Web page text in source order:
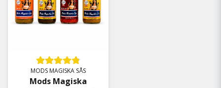
MODS MAGISKA SÅS
Mods Magiska